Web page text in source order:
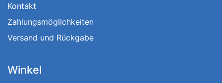
Kontakt
Zahlungsmöglichkeiten
Versand und Rückgabe
Winkel